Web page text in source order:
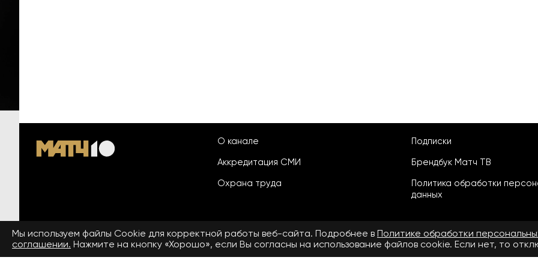
О канале
Аккредитация СМИ
Охрана труда
Подписки
Брендбук Матч ТВ
Политика обработки
данных
© 2026 «ООО «Национальный
спортивный телеканал»
Пользовательское соглашение
Мы используем файлы Сookie для корректной работы веб-сайта. Подробнее в Политике обработки
соглашении. Нажмите на кнопку «Хорошо», если Вы согласны на использование файлов cookie. Если нет, то